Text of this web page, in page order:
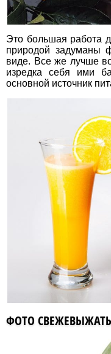
Это большая работа
природой задуманы
виде. Все же лучше
изредка себя ими
основной источник
ФОТО